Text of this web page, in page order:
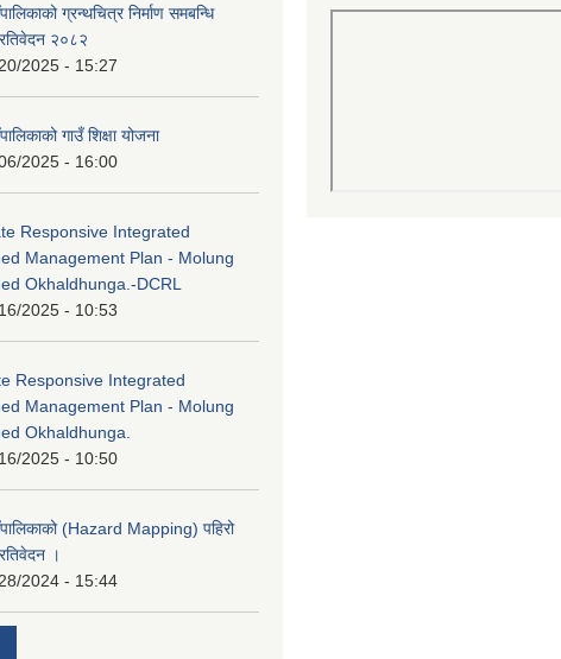
ग्रन्थचित्र निर्माण समबन्धि
२०८२
2025 - 15:27
गाउँ शिक्षा योजना
2025 - 16:00
Responsive Integrated
Management Plan - Molung
Okhaldhunga.-DCRL
2025 - 10:53
Responsive Integrated
Management Plan - Molung
Okhaldhunga.
2025 - 10:50
(Hazard Mapping) पहिरो
।
2024 - 15:44